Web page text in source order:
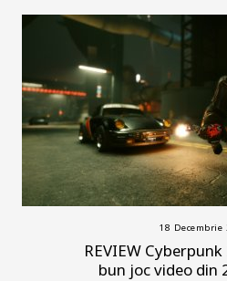
18 Decembrie
REVIEW
bun joc video din